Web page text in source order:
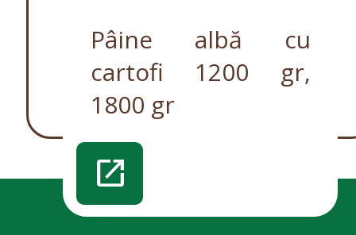
Pâine albă cu
cartofi 1200 gr,
1800 gr
open_in_new